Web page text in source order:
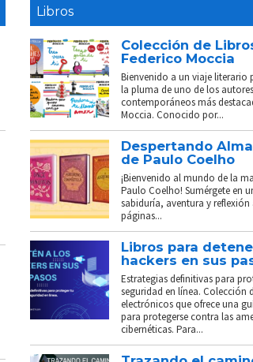
Libros
Colección de
Federico Moccia
Bienvenido a un viaje literario
la pluma de uno de los
contemporáneos más
Moccia. Conocido por...
Despertando
de Paulo Coelho
¡Bienvenido al mundo de la
Paulo Coelho! Sumérgete en
sabiduría, aventura y reflexión
páginas...
Libros para
hackers en sus
Estrategias definitivas para
seguridad en línea. Colección
electrónicos que ofrece una
para protegerse contra las
cibernéticas. Para...